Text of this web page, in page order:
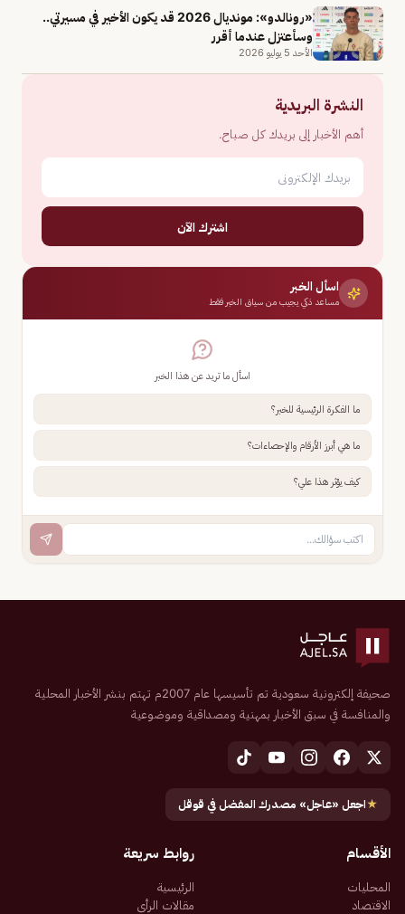
«رونالدو»: مونديال 2026 قد يكون الأخير في مسيرتي..
وسأعتزل عندما أقرر
الأحد 5 يوليو 2026
النشرة البريدية
أهم الأخبار إلى بريدك كل صباح.
اشترك الآن
اسأل الخبر
مساعد ذكي يجيب من سياق الخبر فقط
اسأل ما تريد عن هذا الخبر
ما الفكرة الرئيسية للخبر؟
ما هي أبرز الأرقام والإحصاءات؟
كيف يؤثر هذا علي؟
صحيفة إلكترونية سعودية تم تأسيسها عام 2007م تهتم بنشر الأخبار المحلية
والمنافسة في سبق الأخبار بمهنية ومصداقية وموضوعية
★اجعل «عاجل» مصدرك المفضل في قوقل
الأقسام
المحليات
الاقتصاد
روابط سريعة
الرئيسية
مقالات الرأي